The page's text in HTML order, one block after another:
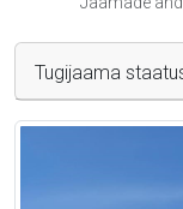
Tugijaama